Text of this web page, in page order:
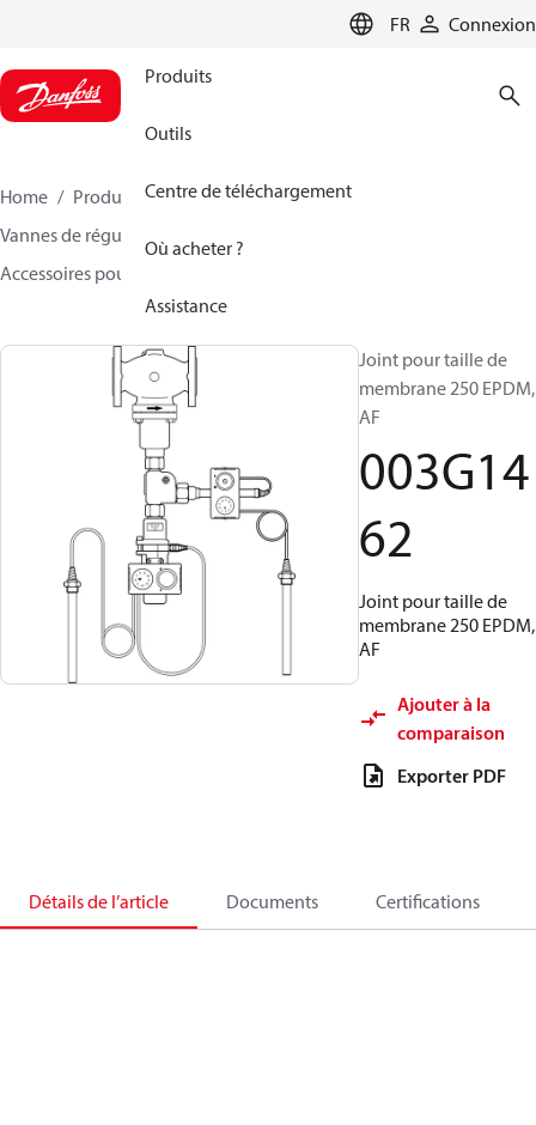
FR Connexion
Produits
Outils
Centre de téléchargement
Où acheter ?
Assistance
Home Produits
Climate Solutions - chauffage
Vannes de régulation motorisées
Accessoires pour vannes rotatives
Joint pour taille de
membrane 250 EPDM,
AF
003G14
62
Joint pour taille de
membrane 250 EPDM,
AF
Ajouter à la
comparaison
Exporter PDF
Détails de l’article Documents Certifications